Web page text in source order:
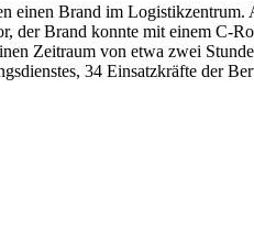
einen Brand im Logistikzentrum.
der Brand konnte mit einem C-
Zeitraum von etwa zwei
34 Einsatzkräfte der